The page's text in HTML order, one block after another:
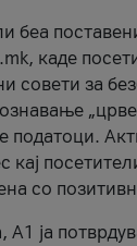
беа
каде
совети за
податоци.
кај
со
А1 ја